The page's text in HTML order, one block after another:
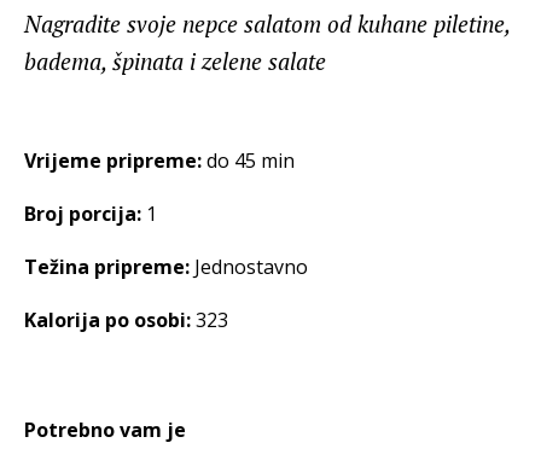
Nagradite svoje nepce salatom od kuhane piletine,
badema, špinata i zelene salate
Vrijeme pripreme:do 45 min
Broj porcija: 1
Težina pripreme: Jednostavno
Kalorija po osobi:323
Potrebno vam je